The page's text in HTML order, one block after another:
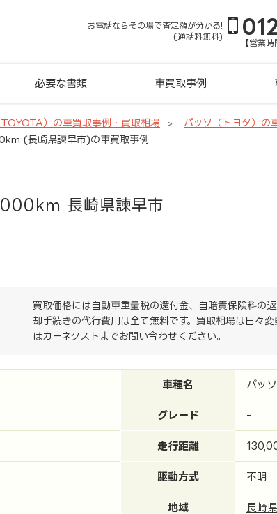
お電話ならその場で査定額が分かる!
(通話料無料)
【営業
必要な書類 車買取事例
TOYOTA）の車買取事例・買取相場
パッソ（トヨタ）の
(長崎県諫早市)の車買取事例
長崎県諫早市
買取価格には自動車重量税の還付金、自賠責保険料の
却手続きの代行費用は全て無料です。買取相場は日々
はカーネクストまでお問い合わせください。
車種名 パッソ
グレード -
走行距離
駆動方式 不明
地域 長崎県